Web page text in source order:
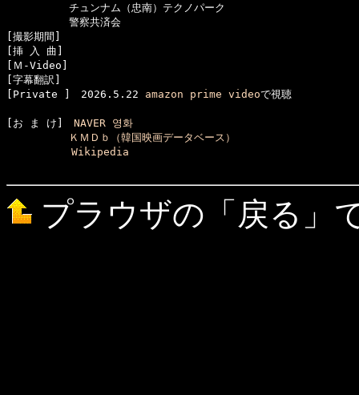
チュンナム（忠南）テクノパーク
警察共済会
[撮影期間]
[挿 入 曲]
[Ｍ-Video]
[字幕翻訳]
[Private ]　2026.5.22 amazon prime video
[お ま け] NAVER 영화
ＫＭＤｂ（韓国映画データベース）
Wikipedia
プラウザの「戻る」